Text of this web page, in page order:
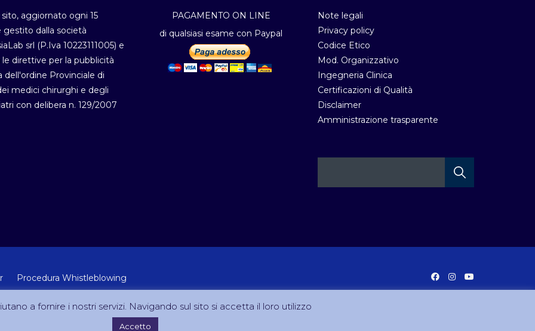
aggiornato ogni 15
gestito dalla società
srl (P.Iva 10223111005) e
direttive per la pubblicità
dell'ordine Provinciale di
medici chirurghi e degli
con delibera n. 129/2007
PAGAMENTO ON LINE
di qualsiasi esame con Paypal
Note legali
Privacy policy
Codice Etico
Mod. Organizzativo
Ingegneria Clinica
Certificazioni di Qualità
Disclaimer
Amministrazione trasparente
Procedura Whistleblowing
a fornire i nostri servizi. Navigando sul sito si accetta il loro utilizzo
Accetto